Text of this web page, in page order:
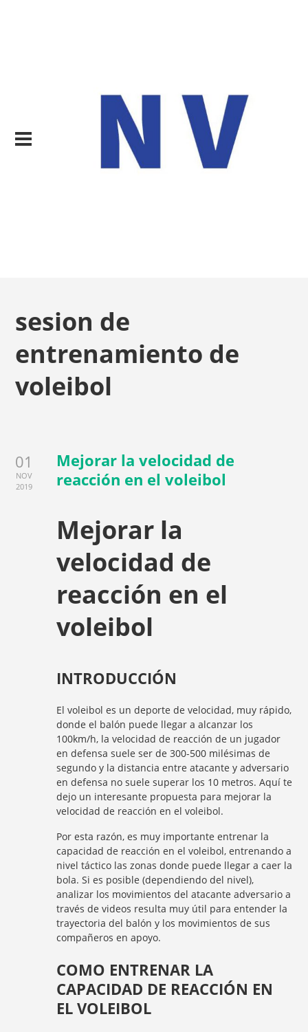
sesion de
entrenamiento de
voleibol
01
NOV
2019
Mejorar la velocidad de
reacción en el voleibol
Mejorar la
velocidad de
reacción en el
voleibol
INTRODUCCIÓN
El voleibol es un deporte de velocidad, muy rápido,
donde el balón puede llegar a alcanzar los
100km/h, la velocidad de reacción de un jugador
en defensa suele ser de 300-500 milésimas de
segundo y la distancia entre atacante y adversario
en defensa no suele superar los 10 metros. Aquí te
dejo un interesante propuesta para mejorar la
velocidad de reacción en el voleibol.
Por esta razón, es muy importante entrenar la
capacidad de reacción en el voleibol, entrenando a
nivel táctico las zonas donde puede llegar a caer la
bola. Si es posible (dependiendo del nivel),
analizar los movimientos del atacante adversario a
través de videos resulta muy útil para entender la
trayectoria del balón y los movimientos de sus
compañeros en apoyo.
COMO ENTRENAR LA
CAPACIDAD DE REACCIÓN EN
EL VOLEIBOL